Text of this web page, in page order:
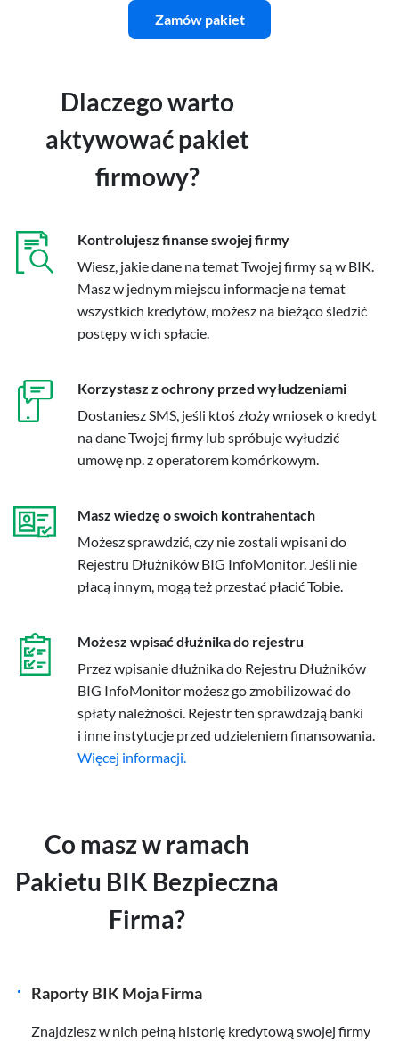
A może jedno i drugie?
ochronę przed wyłudzeniami, kliknij tutaj:
Rejestracja i zakup Pakietu BIK 129 zł
Przygotuj aplikację mObywatel lub dane z dokumentu
Masz już konto w BIK?Zaloguj się
Zamów pakiet
Dlaczego warto
aktywować pakiet
firmowy?
Kontrolujesz finanse swojej firmy
Wiesz, jakie dane na temat Twojej firmy są w BIK.
Masz w jednym miejscu informacje na temat
wszystkich kredytów, możesz na bieżąco śledzić
postępy w ich spłacie.
Korzystasz z ochrony przed wyłudzeniami
Dostaniesz SMS, jeśli ktoś złoży wniosek o kredyt
na dane Twojej firmy lub spróbuje wyłudzić
umowę np. z operatorem komórkowym.
Masz wiedzę o swoich kontrahentach
Możesz sprawdzić, czy nie zostali wpisani do
Rejestru Dłużników BIG InfoMonitor. Jeśli nie
płacą innym, mogą też przestać płacić Tobie.
Możesz wpisać dłużnika do rejestru
Przez wpisanie dłużnika do Rejestru Dłużników
BIG InfoMonitor możesz go zmobilizować do
spłaty należności. Rejestr ten sprawdzają banki
i inne instytucje przed udzieleniem finansowania.
Więcej informacji.
Co masz w ramach
Pakietu BIK Bezpieczna
Firma?
Raporty BIK Moja Firma
Znajdziesz w nich pełną historię kredytową swojej firmy